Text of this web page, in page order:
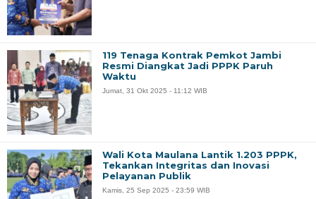
119 Tenaga Kontrak Pemkot Jambi
Resmi Diangkat Jadi PPPK Paruh
Waktu
Jumat, 31 Okt 2025 - 11:12 WIB
Wali Kota Maulana Lantik 1.203 PPPK,
Tekankan Integritas dan Inovasi
Pelayanan Publik
Kamis, 25 Sep 2025 - 23:59 WIB